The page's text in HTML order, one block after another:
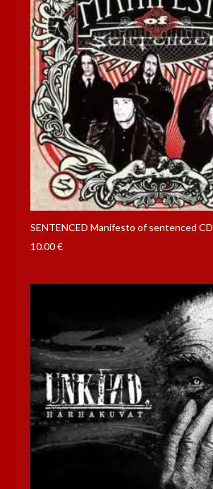
SENTENCED Manifesto of sentenced CD
10.00€